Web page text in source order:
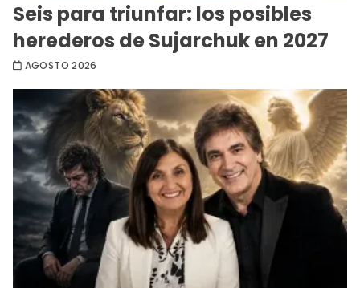
Seis para triunfar: los posibles
herederos de Sujarchuk en 2027
AGOSTO 2026